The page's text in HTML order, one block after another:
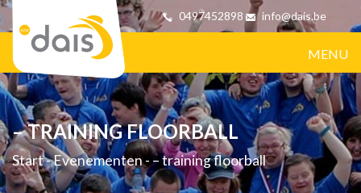
0497452898 info@dais.be
MENU
– TRAINING FLOORBALL
Start-Evenementen-– training floorball